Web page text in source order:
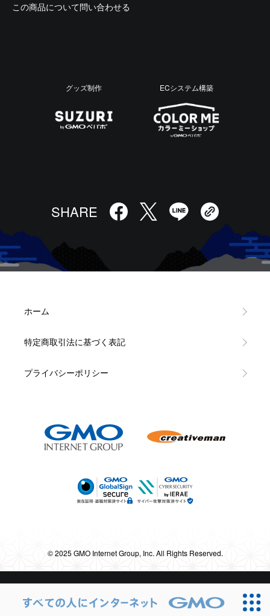
この商品について問い合わせる
グッズ制作 ECシステム構築
SHARE
ホーム
特定商取引法に基づく表記
プライバシーポリシー
© 2025 GMO Internet Group, Inc. All Rights Reserved.